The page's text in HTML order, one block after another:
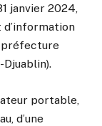
janvier 2024,
d’information
préfecture
Djuablin).
portable,
d’une